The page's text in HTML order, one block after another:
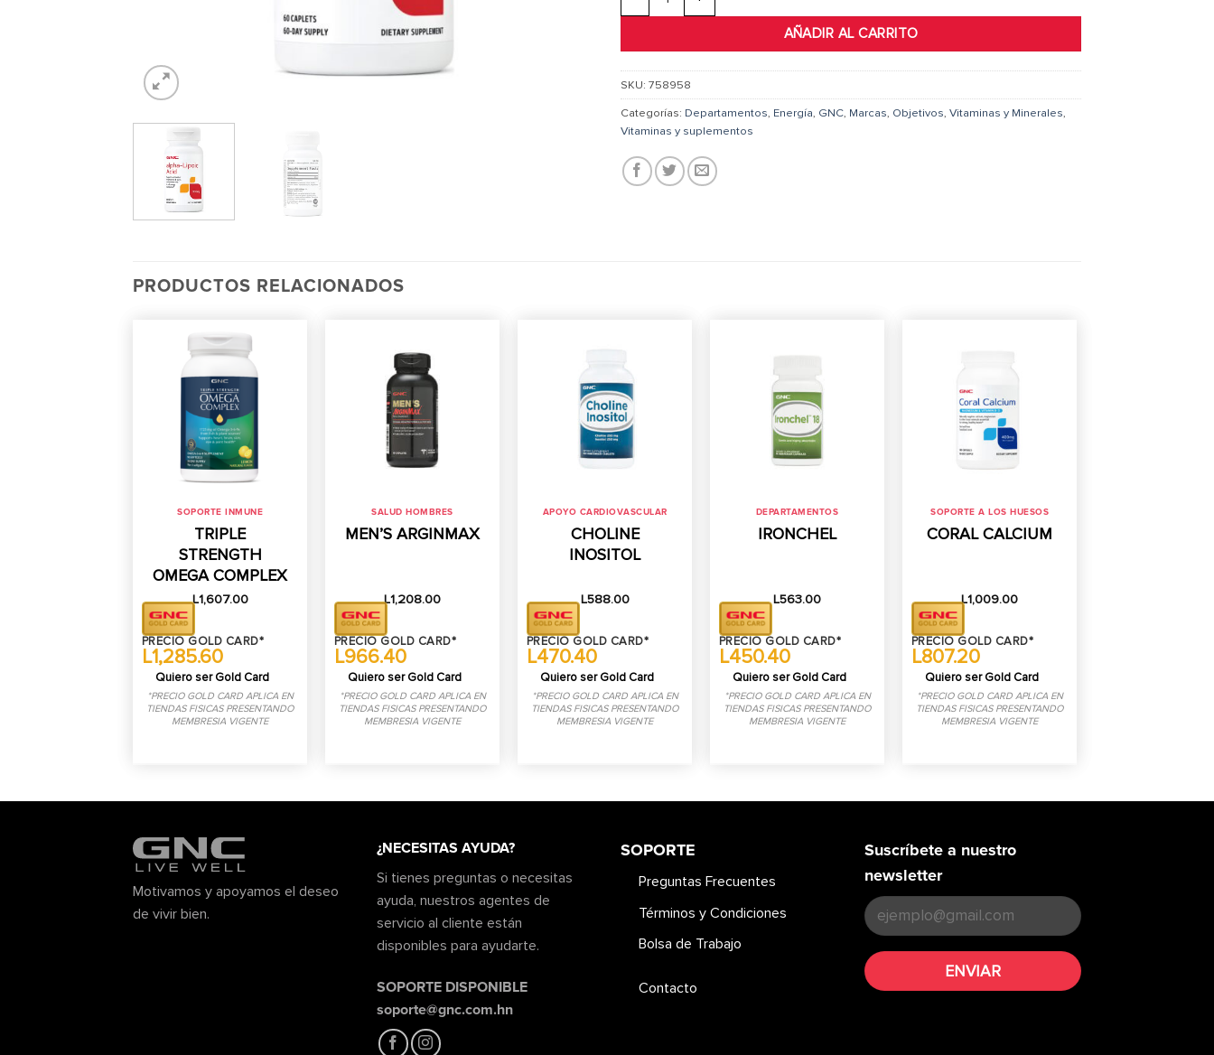
AÑADIR AL CARRITO
SKU: 758958
Categorías: Departamentos, Energía, GNC, Marcas, Objetivos, Vitaminas y Minerales,
Vitaminas y suplementos
PRODUCTOS RELACIONADOS
SOPORTE INMUNE
TRIPLE
STRENGTH
OMEGA COMPLEX
L1,607.00
PRECIO GOLD CARD*
L1,285.60
Quiero ser Gold Card
*PRECIO GOLD CARD APLICA EN
TIENDAS FISICAS PRESENTANDO
MEMBRESIA VIGENTE
SALUD HOMBRES
MEN’S ARGINMAX
L1,208.00
PRECIO GOLD CARD*
L966.40
Quiero ser Gold Card
*PRECIO GOLD CARD APLICA EN
TIENDAS FISICAS PRESENTANDO
MEMBRESIA VIGENTE
APOYO CARDIOVASCULAR
CHOLINE
INOSITOL
L588.00
PRECIO GOLD CARD*
L470.40
Quiero ser Gold Card
*PRECIO GOLD CARD APLICA EN
TIENDAS FISICAS PRESENTANDO
MEMBRESIA VIGENTE
DEPARTAMENTOS
IRONCHEL
L563.00
PRECIO GOLD CARD*
L450.40
Quiero ser Gold Card
*PRECIO GOLD CARD APLICA EN
TIENDAS FISICAS PRESENTANDO
MEMBRESIA VIGENTE
SOPORTE A LOS HUESOS
CORAL CALCIUM
L1,009.00
PRECIO GOLD CARD*
L807.20
Quiero ser Gold Card
*PRECIO GOLD CARD APLICA EN
TIENDAS FISICAS PRESENTANDO
MEMBRESIA VIGENTE
Motivamos y apoyamos el deseo
de vivir bien.
¿NECESITAS AYUDA?
Si tienes preguntas o necesitas
ayuda, nuestros agentes de
servicio al cliente están
disponibles para ayudarte.
SOPORTE DISPONIBLE
soporte@gnc.com.hn
SOPORTE
Preguntas Frecuentes
Términos y Condiciones
Bolsa de Trabajo
Contacto
Suscríbete a nuestro
newsletter